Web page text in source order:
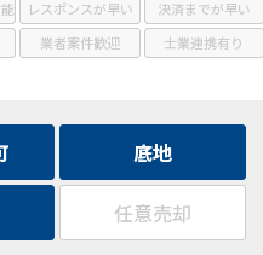
底地
任意売却
レスポンスが早い
決済までが早い
業者案件歓迎 士業連携有り